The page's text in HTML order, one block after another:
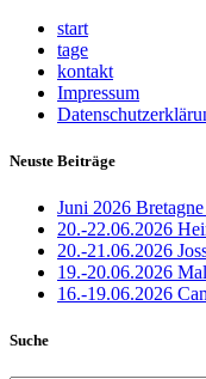
start
tage
kontakt
Impressum
Neuste Beiträge
Juni 2026
20.-22.06.2026
20.-21.06.2026
19.-20.06.2026
16.-19.06.2026
Suche